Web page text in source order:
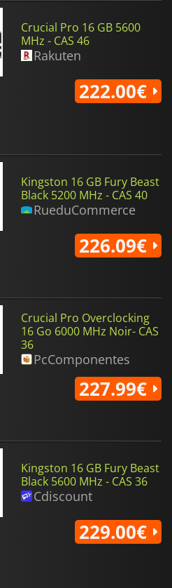
Crucial Pro 16 GB 5600
MHz - CAS 46
Rakuten
222.00€
Kingston 16 GB Fury Beast
Black 5200 MHz - CAS 40
RueduCommerce
226.09€
Crucial Pro Overclocking
16 Go 6000 MHz Noir- CAS
36
PcComponentes
227.99€
Kingston 16 GB Fury Beast
Black 5600 MHz - CAS 36
Cdiscount
229.00€